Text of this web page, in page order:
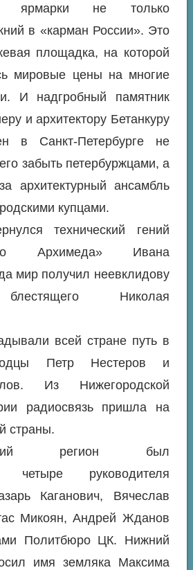
ярмарки не только
в «карман России». Это
площадка, на которой
мировые цены на многие
И надгробный памятник
и архитектору Бетанкуру
в Санкт-Петербурге не
забыть петербуржцами, а
архитектурный ансамбль
купцами.
технический гений
Архимеда» Ивана
мир получил неевклидову
Николая
всей стране путь в
Петр Нестеров и
Из Нижегородской
радиосвязь пришла на
страны.
регион был
четыре руководителя
Каганович, Вячеслав
Микоян, Андрей Жданов
Политбюро ЦК. Нижний
имя земляка Максима